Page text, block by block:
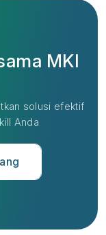
MKI
solusi efektif
Anda